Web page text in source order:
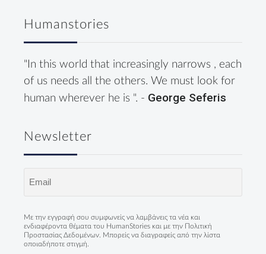
Humanstories
"In this world that increasingly narrows , each
of us needs all the others. We must look for
human wherever he is ". - George Seferis
Newsletter
Με την εγγραφή σου συμφωνείς να λαμβάνεις τα νέα και
ενδιαφέροντα θέματα του HumanStories και με την
Πολιτική
Προστασίας Δεδομένων . Μπορείς να διαγραφείς από την λίστα
οποιαδήποτε στιγμή.